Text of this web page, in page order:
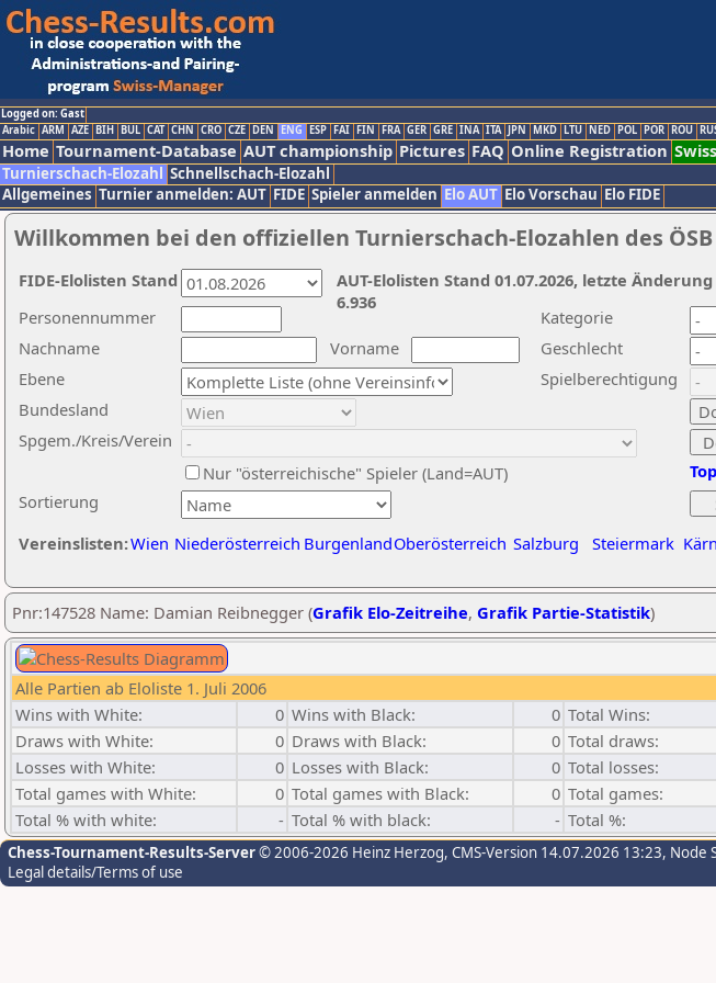
Logged on: Gast
Arabic ARM AZE BIH BUL CAT CHN CRO CZE DEN ENG ESP FAI FIN FRA GER GRE INA ITA JPN MKD LTU NED POL POR ROU
Home Tournament-Database AUT championship Pictures FAQ Online Registration
Turnierschach-Elozahl Schnellschach-Elozahl
Allgemeines Turnier anmelden: AUT FIDE Spieler anmelden Elo AUT Elo Vorschau Elo FIDE
Willkommen bei den offiziellen Turnierschach-Elozahlen des ÖSB
Nachname
Vorname
Ebene
Kategorie
Sortierung
Personennummer
Bundesland
Spgem./Kreis/Verein
Geschlecht
Nur "österreichische" Spieler (Land=AUT)
Spielberechtigung
Vereinslisten:Wien Niederösterreich BurgenlandOberösterreich Salzburg Steiermark
AUT-Elolisten Stand 01.07.2026, letzte
6.936
FIDE-Elolisten Stand
Pnr:147528 Name: Damian Reibnegger (Grafik Elo-Zeitreihe, Grafik Partie-Statistik)
Alle Partien ab Eloliste 1. Juli 2006
Wins with White:
0 Wins with Black: 0 Total Wins:
Draws with White:
0 Draws with Black: 0 Total draws:
Losses with White:
0 Losses with Black: 0 Total losses:
Total games with White:
0 Total games with Black: 0 Total games:
Total % with white:
- Total % with black: - Total %:
Chess-Tournament-Results-Server© 2006-2026 Heinz Herzog, CMS-Version 14.07.2026 13:23, Node
Legal details/Terms of use